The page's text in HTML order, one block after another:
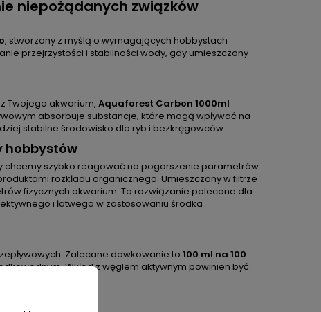
niepożądanych związków
, stworzony z myślą o wymagających hobbystach
przejrzystości i stabilności wody, gdy umieszczony
Twojego akwarium, Aquaforest Carbon 1000ml
absorbuje substancje, które mogą wpływać na
stabilne środowisko dla ryb i bezkręgowców.
hobbystów
chcemy szybko reagować na pogorszenie parametrów
rozkładu organicznego. Umieszczony w filtrze
fizycznych akwarium. To rozwiązanie polecane dla
i łatwego w zastosowaniu środka
Zalecane dawkowanie to 100 ml na 100
Wkład z węglem aktywnym powinien być